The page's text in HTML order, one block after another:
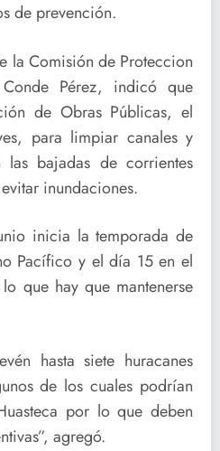
de prevención.
la Comisión de Proteccion
Pérez, indicó que
de Obras Públicas, el
para limpiar canales y
bajadas de corrientes
inundaciones.
inicia la temporada de
Pacífico y el día 15 en el
que hay que mantenerse
hasta siete huracanes
de los cuales podrían
por lo que deben
agregó.